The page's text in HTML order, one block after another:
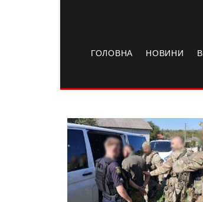
ГОЛОВНА НОВИНИ